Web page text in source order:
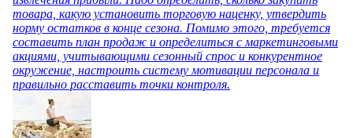
товара, какую установить торговую наценку, утвердить
норму остатков в конце сезона. Помимо этого, требуется
составить план продаж и определиться с маркетинговыми
акциями, учитывающими сезонный спрос и конкурентное
окружение, настроить систему мотивации персонала и
правильно расставить точки контроля.